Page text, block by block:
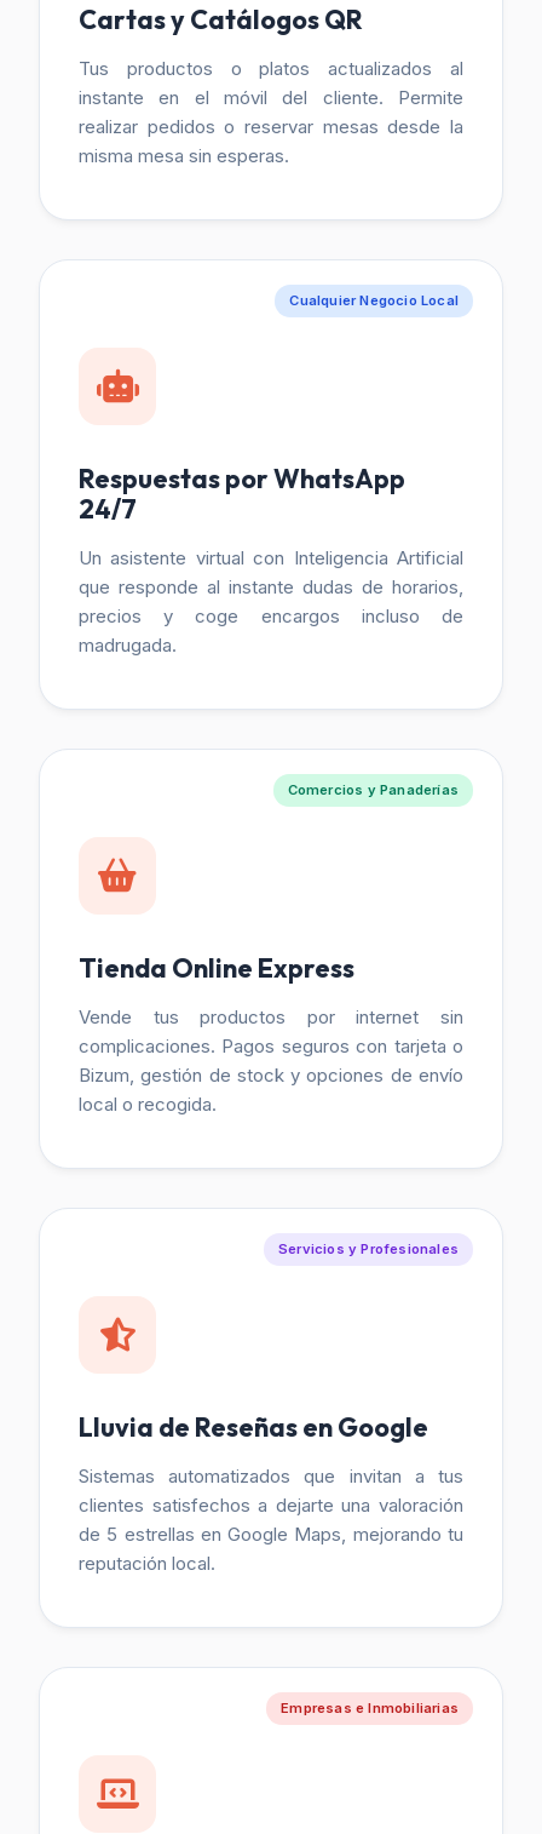
Cartas y Catálogos QR
Tus productos o platos actualizados al
instante en el móvil del cliente. Permite
realizar pedidos o reservar mesas desde la
misma mesa sin esperas.
Cualquier Negocio Local
Respuestas por WhatsApp
24/7
Un asistente virtual con Inteligencia Artificial
que responde al instante dudas de horarios,
precios y coge encargos incluso de
madrugada.
Comercios y Panaderías
Tienda Online Express
Vende tus productos por internet sin
complicaciones. Pagos seguros con tarjeta o
Bizum, gestión de stock y opciones de envío
local o recogida.
Servicios y Profesionales
Lluvia de Reseñas en Google
Sistemas automatizados que invitan a tus
clientes satisfechos a dejarte una valoración
de 5 estrellas en Google Maps, mejorando tu
reputación local.
Empresas e Inmobiliarias